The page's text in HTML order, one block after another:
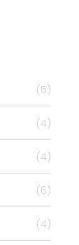
(5)
(4)
(4)
(6)
(4)